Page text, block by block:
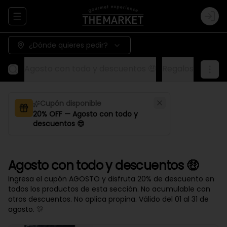
Abrir menu de navegación Login
¿Dónde quieres pedir?
Cupón disponible
20% OFF — Agosto con todo y
descuentos 😎
Agosto con todo y descuentos 🤑
Ingresa el cupón AGOSTO y disfruta 20% de descuento en
todos los productos de esta sección. No acumulable con
otros descuentos. No aplica propina. Válido del 01 al 31 de
agosto. 🎊